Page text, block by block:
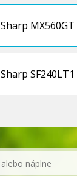
Sharp MX560GT
Sharp SF240LT1